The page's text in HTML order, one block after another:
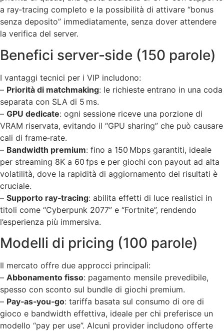
a ray‑tracing completo e la possibilità di attivare “bonus
senza deposito” immediatamente, senza dover attendere
la verifica del server.
Benefici server‑side (150 parole)
I vantaggi tecnici per i VIP includono:
– Priorità di matchmaking: le richieste entrano in una coda
separata con SLA di 5 ms.
– GPU dedicate: ogni sessione riceve una porzione di
VRAM riservata, evitando il “GPU sharing” che può causare
cali di frame‑rate.
– Bandwidth premium: fino a 150 Mbps garantiti, ideale
per streaming 8K a 60 fps e per giochi con payout ad alta
volatilità, dove la rapidità di aggiornamento dei risultati è
cruciale.
– Supporto ray‑tracing: abilita effetti di luce realistici in
titoli come “Cyberpunk 2077” e “Fortnite”, rendendo
l’esperienza più immersiva.
Modelli di pricing (100 parole)
Il mercato offre due approcci principali:
– Abbonamento fisso: pagamento mensile prevedibile,
spesso con sconto sul bundle di giochi premium.
– Pay‑as‑you‑go: tariffa basata sul consumo di ore di
gioco e bandwidth effettiva, ideale per chi preferisce un
modello “pay per use”. Alcuni provider includono offerte